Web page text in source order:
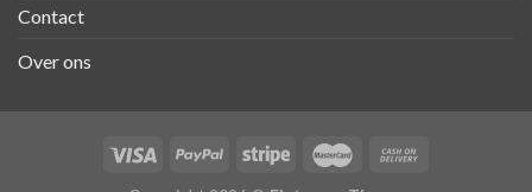
Contact
Over ons